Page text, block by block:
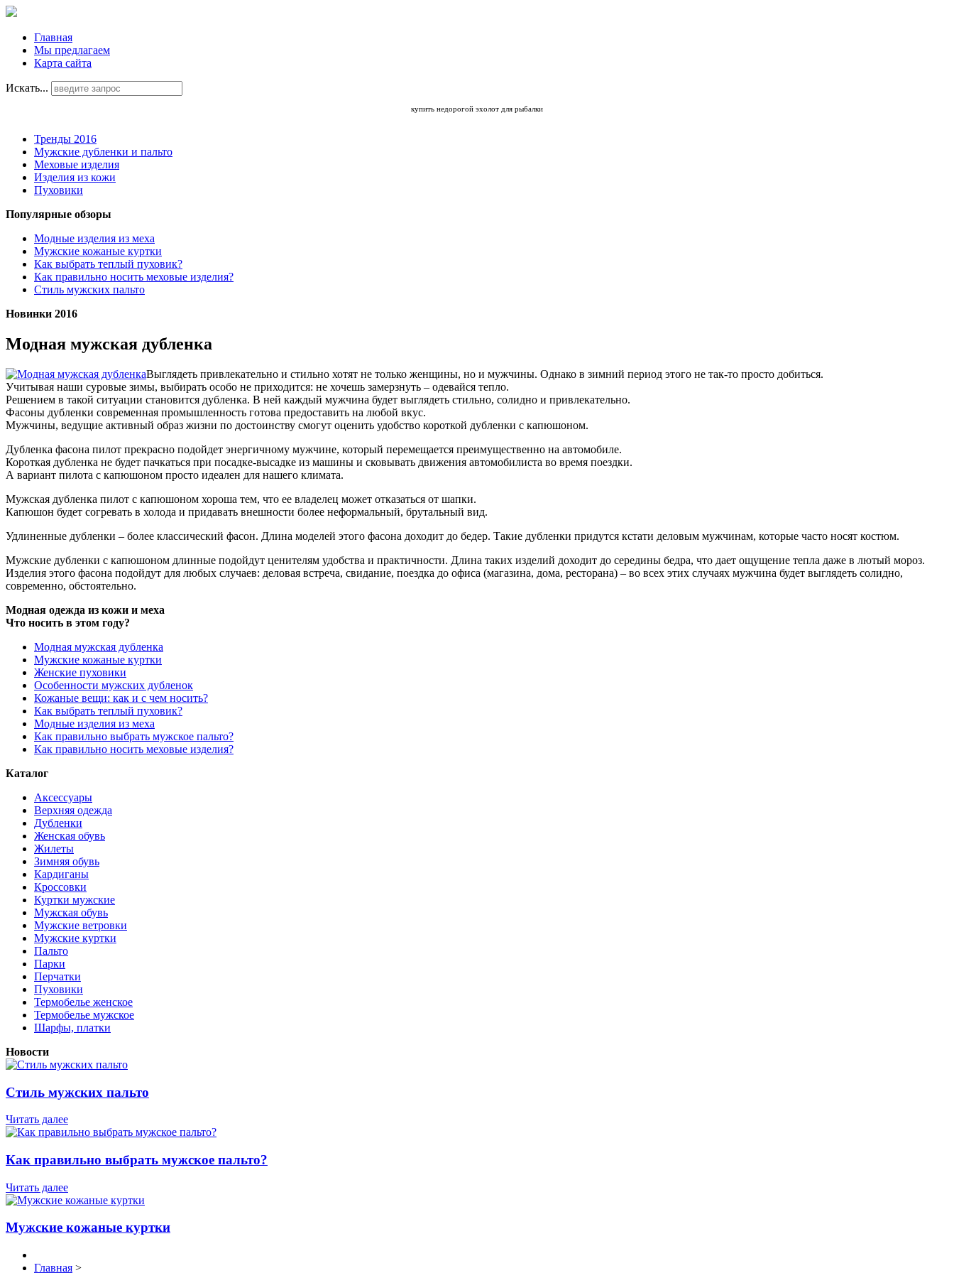
Главная
Мы предлагаем
Карта сайта
Искать...
купить недорогой эхолот для рыбалки
Тренды 2016
Мужские дубленки и пальто
Меховые изделия
Изделия из кожи
Пуховики
Популярные обзоры
Модные изделия из меха
Мужские кожаные куртки
Как выбрать теплый пуховик?
Как правильно носить меховые изделия?
Стиль мужских пальто
Новинки 2016
Модная мужская дубленка
Выглядеть привлекательно и стильно хотят не только женщины, но и мужчины. Однако в зимний период этого не так-то просто добиться.
Учитывая наши суровые зимы, выбирать особо не приходится: не хочешь замерзнуть – одевайся тепло.
Решением в такой ситуации становится дубленка. В ней каждый мужчина будет выглядеть стильно, солидно и привлекательно.
Фасоны дубленки современная промышленность готова предоставить на любой вкус.
Мужчины, ведущие активный образ жизни по достоинству смогут оценить удобство короткой дубленки с капюшоном.
Дубленка фасона пилот прекрасно подойдет энергичному мужчине, который перемещается преимущественно на автомобиле.
Короткая дубленка не будет пачкаться при посадке-высадке из машины и сковывать движения автомобилиста во время поездки.
А вариант пилота с капюшоном просто идеален для нашего климата.
Мужская дубленка пилот с капюшоном хороша тем, что ее владелец может отказаться от шапки.
Капюшон будет согревать в холода и придавать внешности более неформальный, брутальный вид.
Удлиненные дубленки – более классический фасон. Длина моделей этого фасона доходит до бедер. Такие дубленки придутся кстати деловым мужчинам, которые часто носят костюм.
Мужские дубленки с капюшоном длинные подойдут ценителям удобства и практичности. Длина таких изделий доходит до середины бедра, что дает ощущение тепла даже в лютый мороз.
Изделия этого фасона подойдут для любых случаев: деловая встреча, свидание, поездка до офиса (магазина, дома, ресторана) – во всех этих случаях мужчина будет выглядеть солидно,
современно, обстоятельно.
Модная одежда из кожи и меха
Что носить в этом году?
Модная мужская дубленка
Мужские кожаные куртки
Женские пуховики
Особенности мужских дубленок
Кожаные вещи: как и с чем носить?
Как выбрать теплый пуховик?
Модные изделия из меха
Как правильно выбрать мужское пальто?
Как правильно носить меховые изделия?
Каталог
Аксессуары
Верхняя одежда
Дубленки
Женская обувь
Жилеты
Зимняя обувь
Кардиганы
Кроссовки
Куртки мужские
Мужская обувь
Мужские ветровки
Мужские куртки
Пальто
Парки
Перчатки
Пуховики
Термобелье женское
Термобелье мужское
Шарфы, платки
Новости
Стиль мужских пальто
Читать далее
Как правильно выбрать мужское пальто?
Читать далее
Мужские кожаные куртки
Главная >